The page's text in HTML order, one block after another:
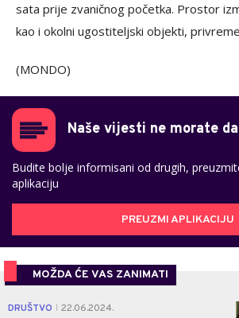
sata prije zvaničnog početka. Prostor
kao i okolni ugostiteljski objekti,
(MONDO)
Naše vijesti ne morate
Budite bolje informisani od drugih,
aplikaciju
PREUZMI APLIKACIJU
MOŽDA ĆE VAS ZANIMATI
DRUŠTVO 22.06.2024.